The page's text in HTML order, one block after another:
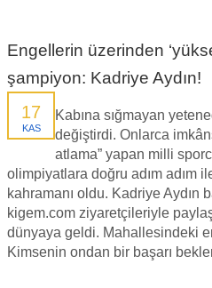
Engellerin üzerinden
şampiyon: Kadriye Aydın!
17
KAS
Kabına sığmayan
değiştirdi. Onlarca
atlama” yapan milli
olimpiyatlara doğru adım adım
kahramanı oldu. Kadriye Aydın
kigem.com ziyaretçileriyle
dünyaya geldi. Mahallesindeki
Kimsenin ondan bir başarı